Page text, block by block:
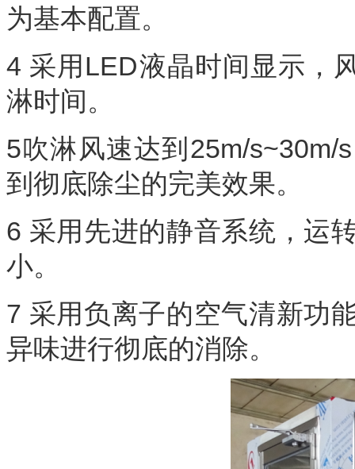
为基本配置。
4 采用LED液晶时间显示，
淋时间。
5吹淋风速达到25m/
到彻底除尘的完美效果。
6 采用先进的静音系统，运
小。
7 采用负离子的空气清新功
异味进行彻底的消除。